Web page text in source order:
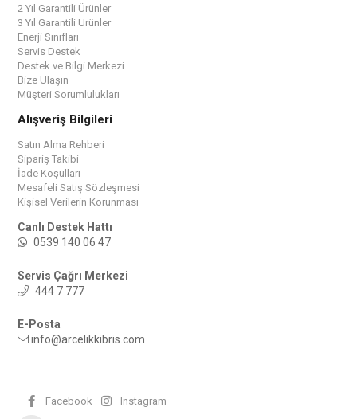
2 Yıl Garantili Ürünler
3 Yıl Garantili Ürünler
Enerji Sınıfları
Servis Destek
Destek ve Bilgi Merkezi
Bize Ulaşın
Müşteri Sorumlulukları
Alışveriş Bilgileri
Satın Alma Rehberi
Sipariş Takibi
İade Koşulları
Mesafeli Satış Sözleşmesi
Kişisel Verilerin Korunması
Canlı Destek Hattı
0539 140 06 47
Servis Çağrı Merkezi
444 7 777
E-Posta
info@arcelikkibris.com
Facebook Instagram